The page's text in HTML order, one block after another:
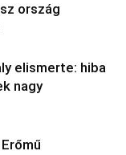
ország
elismerte: hiba
nagy